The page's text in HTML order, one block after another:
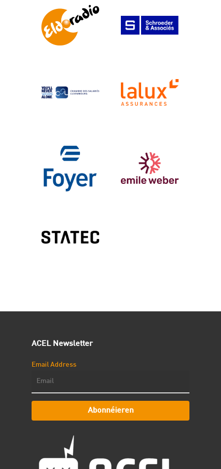
ACEL Newsletter
Email Address
Abonnéieren